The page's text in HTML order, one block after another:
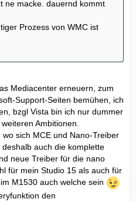
ne macke. dauernd kommt
Prozess von WMC ist
Mediacenter erneuern, zum
Support-Seiten bemühen, ich
bzgl Vista bin ich nur dummer
Ambitionen.
sich MCE und Nano-Treiber
auch die komplette
neue Treiber für die nano
für mein Studio 15 als auch für
M1530 auch welche sein
den